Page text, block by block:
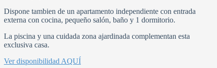
Dispone tambien de un apartamento independiente con entrada
externa con cocina, pequeño salón, baño y 1 dormitorio.
La piscina y una cuidada zona ajardinada complementan esta
exclusiva casa.
Ver disponibilidad AQUÍ